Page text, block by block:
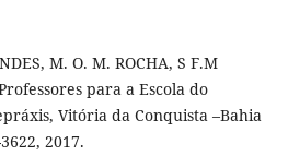
M. O. M. ROCHA, S F.M
para a Escola do
Vitória da Conquista –Bahia
2017.